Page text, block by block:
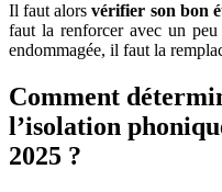
Il faut alors vérifier son bon
faut la renforcer avec un
endommagée, il faut la
Comment
l’isolation
2025 ?